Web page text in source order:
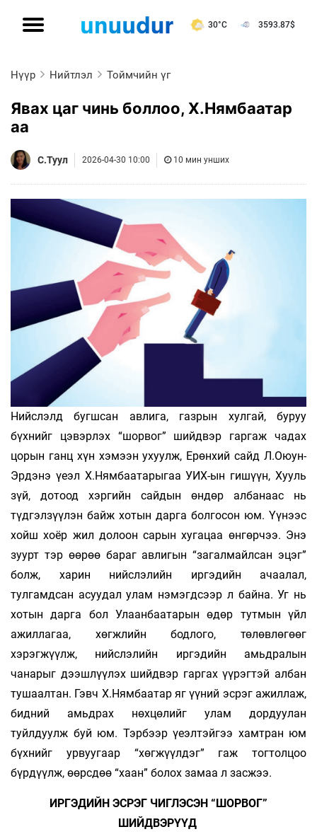
30°C 3593.87$
Нүүр Нийтлэл Тоймчийн үг
Явах цаг чинь боллоо, Х.Нямбаатар
аа
С.Туул 2026-04-30 10:00 10 мин унших
Нийслэлд бугшсан авлига, газрын хулгай, буруу
бүхнийг цэвэрлэх “шорвог” шийдвэр гаргаж чадах
цорын ганц хүн хэмээн ухуулж, Ерөнхий сайд Л.Оюун-
Эрдэнэ үеэл Х.Нямбаатарыгаа УИХ-ын гишүүн, Хууль
зүй, дотоод хэргийн сайдын өндөр албанаас нь
түдгэлзүүлэн байж хотын дарга болгосон юм. Үүнээс
хойш хоёр жил долоон сарын хугацаа өнгөрчээ. Энэ
зуурт тэр өөрөө бараг авлигын “загалмайлсан эцэг”
болж, харин нийслэлийн иргэдийн ачаалал,
тулгамдсан асуудал улам нэмэгдсээр л байна. Уг нь
хотын дарга бол Улаанбаатарын өдөр тутмын үйл
ажиллагаа, хөгжлийн бодлого, төлөвлөгөөг
хэрэгжүүлж, нийслэлийн иргэдийн амьдралын
чанарыг дээшлүүлэх шийдвэр гаргах үүрэгтэй албан
тушаалтан. Гэвч Х.Нямбаатар яг үүний эсрэг ажиллаж,
бидний амьдрах нөхцөлийг улам дордуулан
туйлдуулж буй юм. Тэрбээр үеэлтэйгээ хамтран юм
бүхнийг урвуугаар “хөгжүүлдэг” гаж тогтолцоо
бүрдүүлж, өөрсдөө “хаан” болох замаа л засжээ.
ИРГЭДИЙН ЭСРЭГ ЧИГЛЭСЭН “ШОРВОГ”
ШИЙДВЭРҮҮД